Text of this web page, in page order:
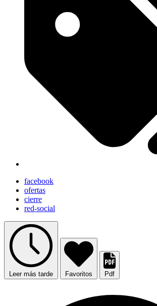
facebook
ofertas
cierre
red-social
Leer más tarde Favoritos Pdf